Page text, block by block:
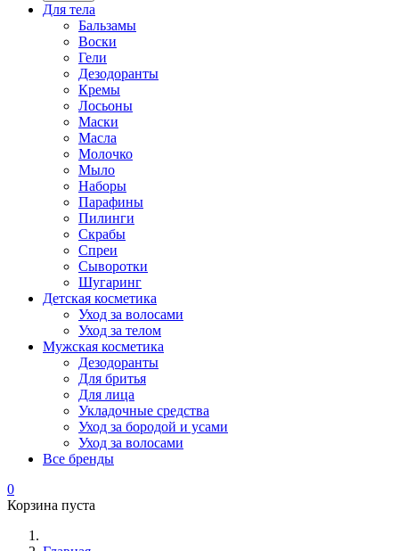
Для тела
Бальзамы
Воски
Гели
Дезодоранты
Кремы
Лосьоны
Маски
Масла
Молочко
Мыло
Наборы
Парафины
Пилинги
Скрабы
Спреи
Сыворотки
Шугаринг
Детская косметика
Уход за волосами
Уход за телом
Мужская косметика
Дезодоранты
Для бритья
Для лица
Укладочные средства
Уход за бородой и усами
Уход за волосами
Все бренды
0
Корзина пуста